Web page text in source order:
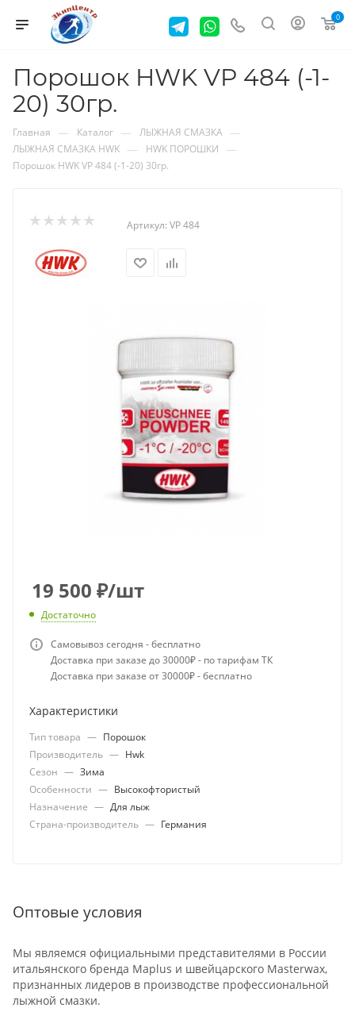
0
Порошок HWK VP 484 (-1-
20) 30гр.
Главная — Каталог — ЛЫЖНАЯ СМАЗКА —
ЛЫЖНАЯ СМАЗКА HWK — HWK ПОРОШКИ —
Порошок HWK VP 484 (-1-20) 30гр.
Артикул: VP 484
19 500 ₽/шт
Достаточно
Самовывоз сегодня - бесплатно
Доставка при заказе до 30000₽ - по тарифам ТК
Доставка при заказе от 30000₽ - бесплатно
Характеристики
Тип товара — Порошок
Производитель — Hwk
Сезон — Зима
Особенности — Высокофтористый
Назначение — Для лыж
Страна-производитель — Германия
Оптовые условия
Мы являемся официальными представителями в России
итальянского бренда Maplus и швейцарского Masterwax,
признанных лидеров в производстве профессиональной
лыжной смазки.